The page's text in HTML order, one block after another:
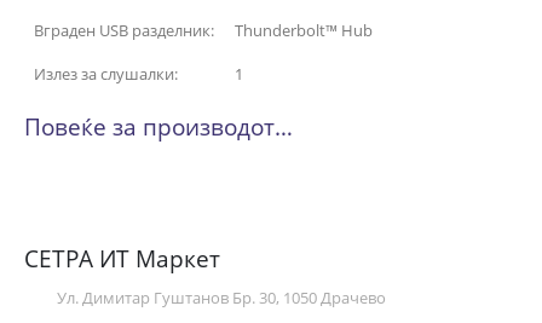
Вграден USB разделник:
Thunderbolt™ Hub
Излез за слушалки:
1
Повеќе за производот…
СЕТРА ИТ Маркет
Ул. Димитар Гуштанов Бр. 30, 1050 Драчево